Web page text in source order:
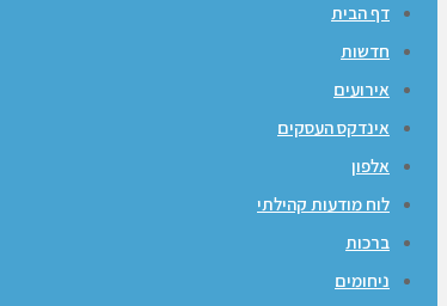
דף הבית
חדשות
אירועים
אינדקס העסקים
אלפון
לוח מודעות קהילתי
ברכות
ניחומים